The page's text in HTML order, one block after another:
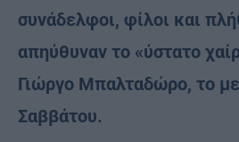
συνάδελφοι, φίλοι και
απηύθυναν το «ύστατο
Γιώργο Μπαλταδώρο, το
Σαββάτου.